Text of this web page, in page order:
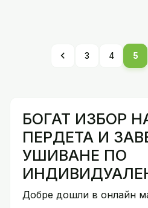
chevron_left 3 4 5
БОГАТ ИЗБОР
ПЕРДЕТА И
УШИВАНЕ ПО
Добре дошли в онлайн